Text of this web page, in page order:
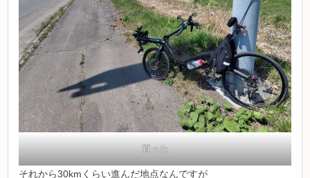
直った
それから30kmくらい進んだ地点なんですが